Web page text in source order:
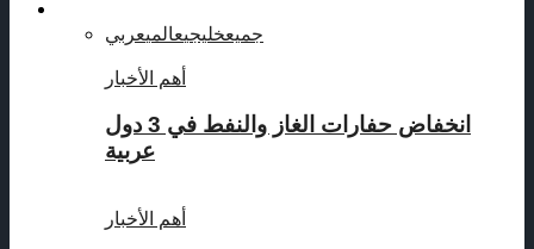
جميعخليجيعالميعربي
أهم الأخبار
انخفاض حفارات الغاز والنفط في 3 دول
عربية
أهم الأخبار